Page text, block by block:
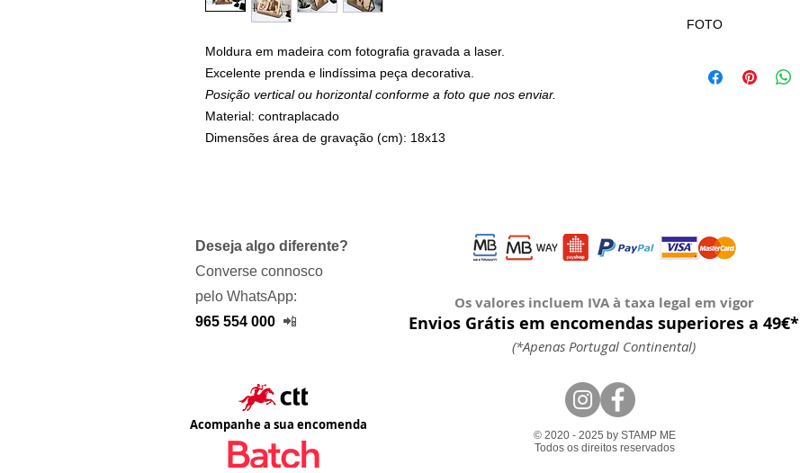
Moldura em madeira com fotografia gravada a laser.
Excelente prenda e lindíssima peça decorativa.
Posição vertical ou horizontal conforme a foto que nos enviar.
Material: contraplacado
Dimensões área de gravação (cm): 18x13
FOTO
Deseja algo diferente?
Converse connosco
pelo WhatsApp:
965 554 000 📲
Os valores incluem IVA à taxa legal em vigor
Envios Grátis em encomendas superiores a 49€*
(*Apenas Portugal Continental)
Acompanhe a sua encomenda
© 2020 - 2025 by STAMP ME
Todos os direitos reservados